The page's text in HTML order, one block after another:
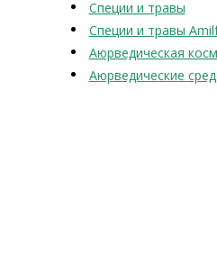
Специи и травы
Специи и травы
Аюрведическая
Аюрведические